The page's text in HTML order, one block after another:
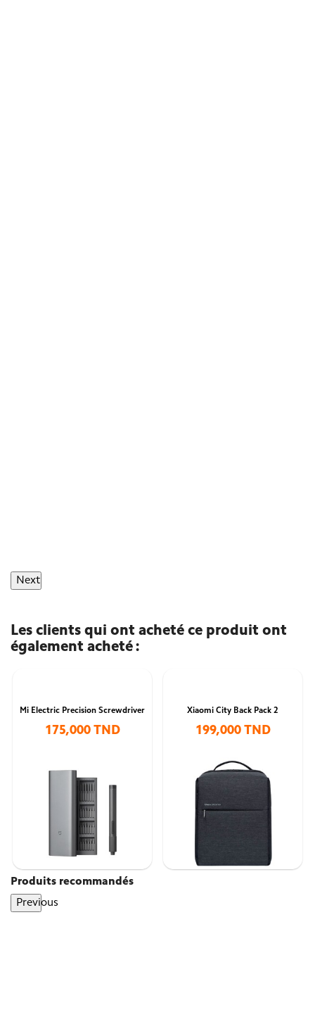
Next
Les clients qui ont acheté ce produit ont
également acheté :
Mi Electric Precision Screwdriver
175,000 TND
Xiaomi City Back Pack 2
199,000 TND
Produits recommandés
Previous